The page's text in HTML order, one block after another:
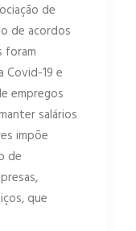
de
de acordos
foram
Covid-19 e
empregos
salários
impõe
de
que